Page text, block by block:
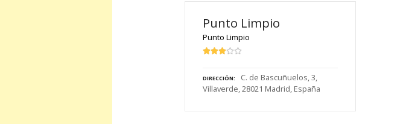
Punto Limpio
Punto Limpio
DIRECCIÓN
C. de Bascuñuelos, 3,
Villaverde, 28021 Madrid, España